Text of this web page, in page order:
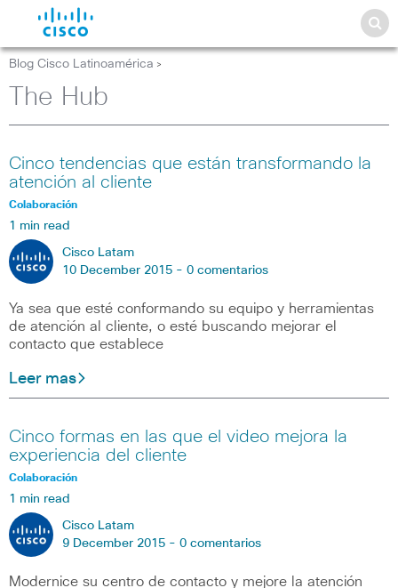
Blog Cisco Latinoamérica >
The Hub
Cinco tendencias que están transformando la
atención al cliente
Colaboración
1 min read
Cisco Latam
10 December 2015 - 0 comentarios
Ya sea que esté conformando su equipo y herramientas
de atención al cliente, o esté buscando mejorar el
contacto que establece
Leer mas
Cinco formas en las que el video mejora la
experiencia del cliente
Colaboración
1 min read
Cisco Latam
9 December 2015 - 0 comentarios
Modernice su centro de contacto y mejore la atención